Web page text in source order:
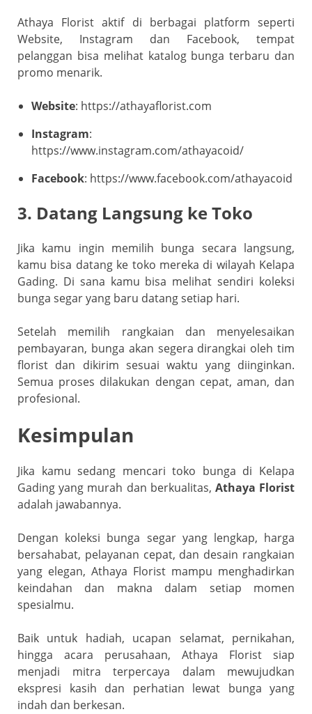
Athaya Florist aktif di berbagai platform seperti
Website, Instagram dan Facebook, tempat
pelanggan bisa melihat katalog bunga terbaru dan
promo menarik.
Website: https://athayaflorist.com
Instagram:
https://www.instagram.com/athayacoid/
Facebook: https://www.facebook.com/athayacoid
3. Datang Langsung ke Toko
Jika kamu ingin memilih bunga secara langsung,
kamu bisa datang ke toko mereka di wilayah Kelapa
Gading. Di sana kamu bisa melihat sendiri koleksi
bunga segar yang baru datang setiap hari.
Setelah memilih rangkaian dan menyelesaikan
pembayaran, bunga akan segera dirangkai oleh tim
florist dan dikirim sesuai waktu yang diinginkan.
Semua proses dilakukan dengan cepat, aman, dan
profesional.
Kesimpulan
Jika kamu sedang mencari toko bunga di Kelapa
Gading yang murah dan berkualitas, Athaya Florist
adalah jawabannya.
Dengan koleksi bunga segar yang lengkap, harga
bersahabat, pelayanan cepat, dan desain rangkaian
yang elegan, Athaya Florist mampu menghadirkan
keindahan dan makna dalam setiap momen
spesialmu.
Baik untuk hadiah, ucapan selamat, pernikahan,
hingga acara perusahaan, Athaya Florist siap
menjadi mitra terpercaya dalam mewujudkan
ekspresi kasih dan perhatian lewat bunga yang
indah dan berkesan.